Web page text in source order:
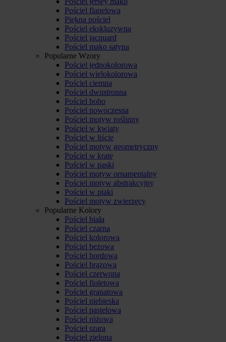
Pościel flanelowa
Piękna pościel
Pościel ekskluzywna
Pościel jacquard
Pościel mako satyna
Popularne Wzory
Pościel jednokolorowa
Pościel wielokolorowa
Pościel ciemna
Pościel dwustronna
Pościel boho
Pościel nowoczesna
Pościel motyw roślinny
Pościel w kwiaty
Pościel w liście
Pościel motyw geometryczny
Pościel w kratę
Pościel w paski
Pościel motyw ornamentalny
Pościel motyw abstrakcyjny
Pościel w ptaki
Pościel motyw zwierzęcy
Popularne Kolory
Pościel biała
Pościel czarna
Pościel kolorowa
Pościel beżowa
Pościel bordowa
Pościel brązowa
Pościel czerwona
Pościel fioletowa
Pościel granatowa
Pościel niebieska
Pościel pastelowa
Pościel różowa
Pościel szara
Pościel zielona